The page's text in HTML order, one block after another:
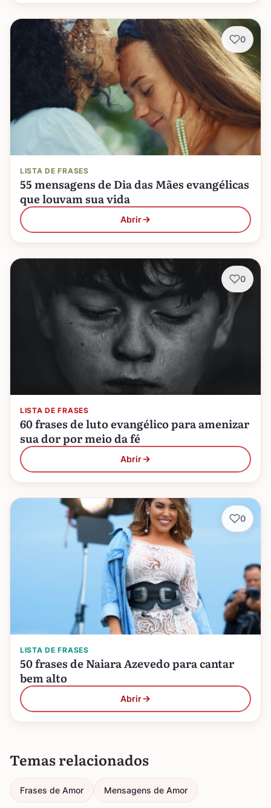
LISTA DE FRASES
55 mensagens de Dia das Mães evangélicas
que louvam sua vida
Abrir
0
LISTA DE FRASES
60 frases de luto evangélico para amenizar
sua dor por meio da fé
Abrir
0
LISTA DE FRASES
50 frases de Naiara Azevedo para cantar
bem alto
Abrir
0
Temas relacionados
Frases de Amor Mensagens de Amor